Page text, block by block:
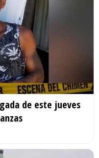
de este jueves